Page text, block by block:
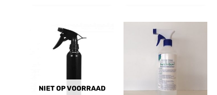
NIET OP VOORRAAD